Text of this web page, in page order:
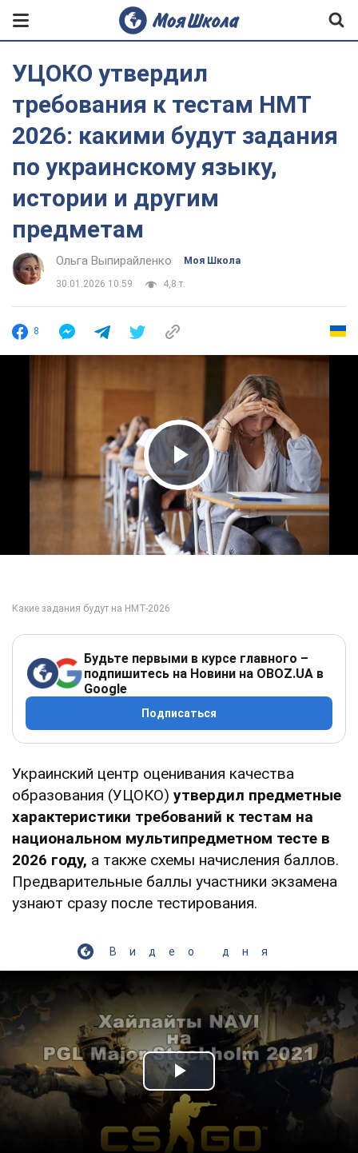
УЦОКО утвердил
требования к тестам НМТ
2026: какими будут задания
по украинскому языку,
истории и другим
предметам
Ольга Выпирайленко Моя Школа
30.01.2026 10:59 4,8 т.
8
Play Video
Будьте первыми в курсе главного –
подпишитесь на Новини на OBOZ.UA в
Google
Подписаться
Украинский центр оценивания качества
образования (УЦОКО) утвердил предметные
характеристики требований к тестам на
национальном мультипредметном тесте в
2026 году, а также схемы начисления баллов.
Предварительные баллы участники экзамена
узнают сразу после тестирования.
Видео дня
Play Video